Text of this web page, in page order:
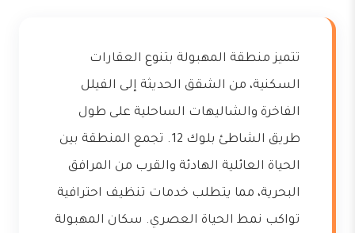
تتميز منطقة المهبولة بتنوع العقارات
السكنية، من الشقق الحديثة إلى الفيلل
الفاخرة والشاليهات الساحلية على طول
طريق الشاطئ بلوك 12. تجمع المنطقة بين
الحياة العائلية الهادئة والقرب من المرافق
البحرية، مما يتطلب خدمات تنظيف احترافية
تواكب نمط الحياة العصري. سكان المهبولة